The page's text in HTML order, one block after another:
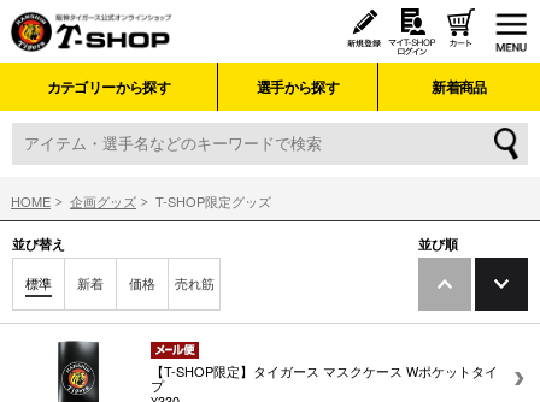
カテゴリーから探す 選手から探す 新着商品
HOME 企画グッズ T-SHOP限定グッズ
並び替え
標準 新着 価格 売れ筋
並び順
【T-SHOP限定】タイガース マスクケース Wポケットタイ
プ